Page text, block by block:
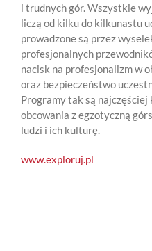
i trudnych gór. Wszystkie
liczą od kilku do kilkunastu
prowadzone są przez
profesjonalnych
nacisk na profesjonalizm w
oraz bezpieczeństwo
Programy tak są najczęściej
obcowania z egzotyczną
ludzi i ich kulturę.
www.exploruj.pl